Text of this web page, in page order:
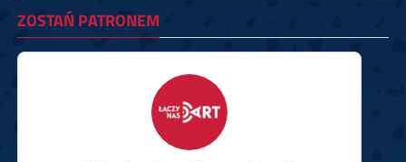
ZOSTAŃ PATRONEM